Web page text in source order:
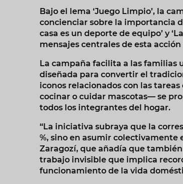
Bajo el lema ‘Juego Limpio’, la
concienciar sobre la importancia
casa es un deporte de equipo’ y
mensajes centrales de esta
La campaña facilita a las familias
diseñada para convertir el
iconos relacionados con las
cocinar o cuidar mascotas— se
todos los integrantes del hogar.
“La iniciativa subraya que la
%, sino en asumir
Zaragozí, que añadía que
trabajo invisible que implica
funcionamiento de la vida